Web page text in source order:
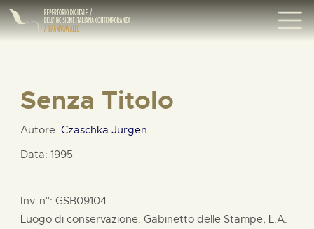
Senza Titolo
Autore: Czaschka Jürgen
Data: 1995
Inv. n°: GSB09104
Luogo di conservazione: Gabinetto delle Stampe; L.A.